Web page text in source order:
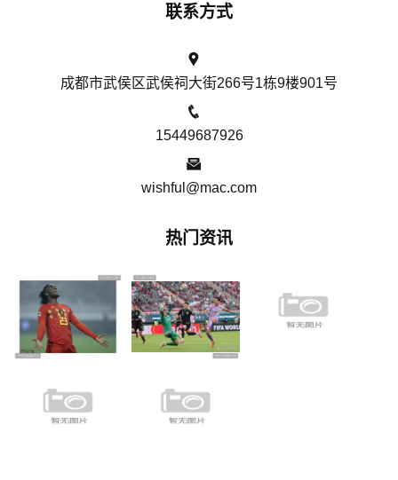
联系方式
成都市武侯区武侯祠大街266号1栋9楼901号
15449687926
wishful@mac.com
热门资讯